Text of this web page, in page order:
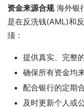
资金来源合规 海外银
是在反洗钱(AML)和
须：
提供真实、完整
确保所有资金均
配合银行的定期
及时更新个人或